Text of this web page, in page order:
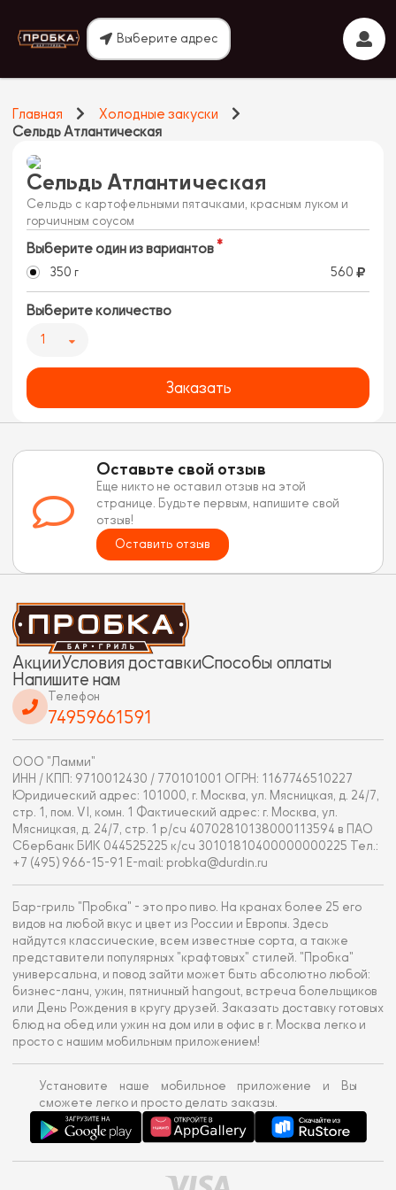
Выберите адрес
Главная
Холодные закуски
Сельдь Атлантическая
Сельдь Атлантическая
Сельдь с картофельными пятачками, красным луком и
горчичным соусом
Выберите один из вариантов
350 г 560
Выберите количество
1
Заказать
Оставьте свой отзыв
Еще никто не оставил отзыв на этой
странице. Будьте первым, напишите свой
отзыв!
Оставить отзыв
АкцииУсловия доставкиСпособы оплаты
Напишите нам
Телефон
74959661591
ООО "Ламми"
ИНН / КПП: 9710012430 / 770101001 ОГРН: 1167746510227
Юридический адрес: 101000, г. Москва, ул. Мясницкая, д. 24/7,
стр. 1, пом. VI, комн. 1 Фактический адрес: г. Москва, ул.
Мясницкая, д. 24/7, стр. 1 р/сч 40702810138000113594 в ПАО
Сбербанк БИК 044525225 к/сч 30101810400000000225 Тел.:
+7 (495) 966-15-91 E-mail: probka@durdin.ru
Бар-гриль "Пробка" - это про пиво. На кранах более 25 его
видов на любой вкус и цвет из России и Европы. Здесь
найдутся классические, всем известные сорта, а также
представители популярных "крафтовых" стилей. "Пробка"
универсальна, и повод зайти может быть абсолютно любой:
бизнес-ланч, ужин, пятничный hangout, встреча болельщиков
или День Рождения в кругу друзей. Заказать доставку готовых
блюд на обед или ужин на дом или в офис в г. Москва легко и
просто с нашим мобильным приложением!
Установите наше мобильное приложение и Вы
сможете легко и просто делать заказы.